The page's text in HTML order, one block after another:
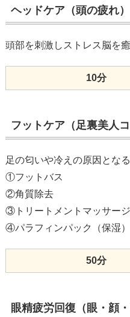
ヘッドケア（頭の疲れ）
頭部を刺激しストレス脳を癒
10分
フットケア（足裏美人コ
足の匂いや冷えの原因とな
①フットバス
②角質除去
③トリートメントマッサージ
④パラフィンパック（保湿）
50分
眼精疲労回復（眼・顔・